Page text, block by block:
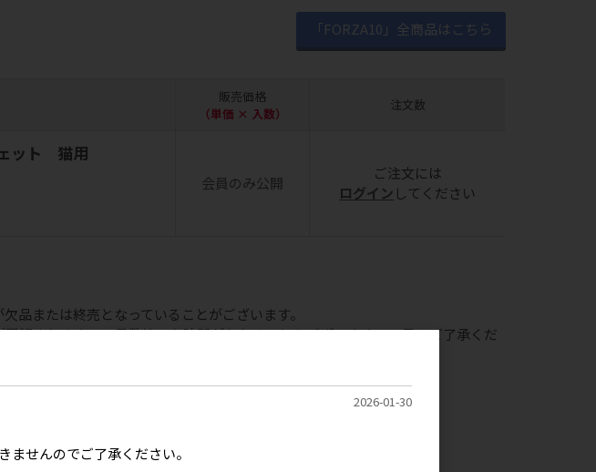
「FORZA10」全商品はこちら
販売価格
（単価 × 入数）
注文数
ット 猫用
会員のみ公開
ご注文には
ログイン してください
品または終売となっていることがございます。
販されるまでの日数等、お時間がかかることもございますので予めご了承くだ
覧はこちら
ただく際に「取扱申請書」の提出をお願いしております。
い。
はご遠慮ください。（お取引先様以外）
2026-01-30
せんのでご了承ください。